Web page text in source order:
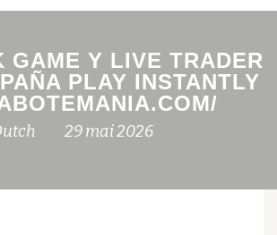
GAME Y LIVE TRADER
PLAY INSTANTLY
29 mai 2026